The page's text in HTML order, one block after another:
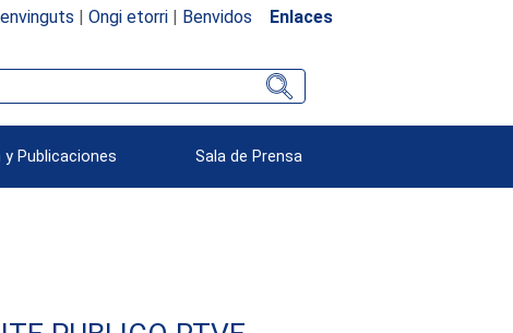
| Ongi etorri| Benvidos Enlaces
y Publicaciones Sala de Prensa